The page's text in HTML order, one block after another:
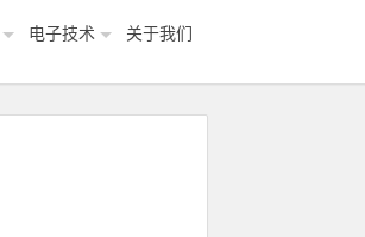
电子技术 关于我们